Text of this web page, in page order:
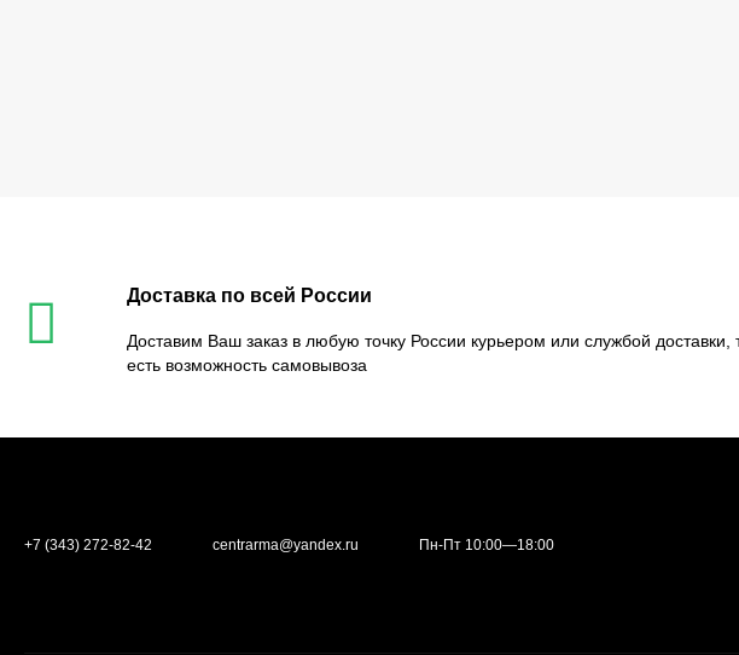
Доставка по всей России
Доставим Ваш заказ в любую точку России курьером или службой доставки,
есть возможность самовывоза
+7 (343) 272-82-42 centrarma@yandex.ru Пн-Пт 10:00—18:00